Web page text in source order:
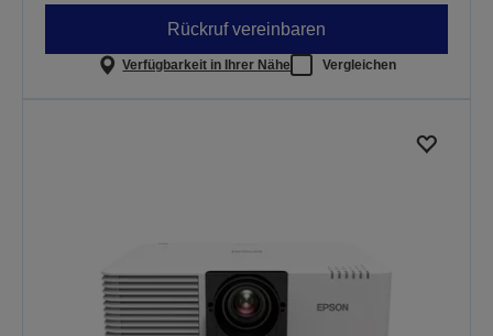
Rückruf vereinbaren
Verfügbarkeit in Ihrer Nähe Vergleichen